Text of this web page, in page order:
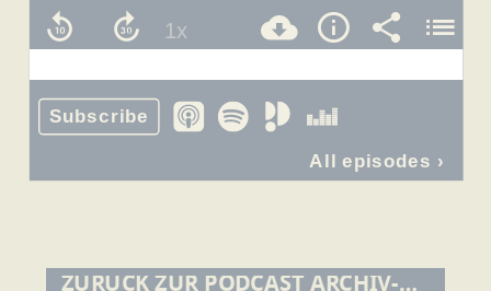
ZURÜCK ZUR PODCAST ARCHIV-ÜBERSICHT